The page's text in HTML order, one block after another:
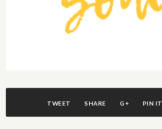
TWEET SHARE G+ PIN IT